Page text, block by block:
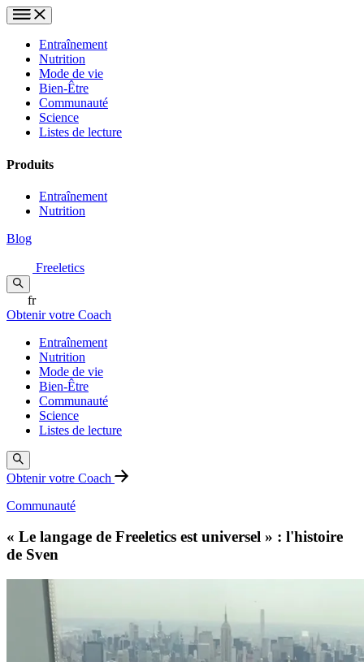
Entraînement
Nutrition
Mode de vie
Bien-Être
Communauté
Science
Listes de lecture
Produits
Entraînement
Nutrition
Blog
Freeletics
fr
Obtenir votre Coach
Entraînement
Nutrition
Mode de vie
Bien-Être
Communauté
Science
Listes de lecture
Obtenir votre Coach
Communauté
« Le langage de Freeletics est universel » : l'histoire
de Sven